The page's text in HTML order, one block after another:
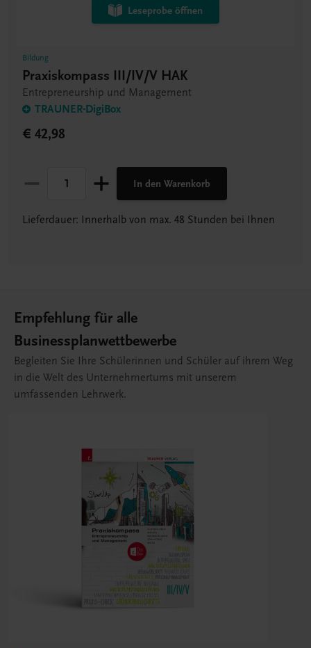
Leseprobe öffnen
Bildung
Praxiskompass III/IV/V HAK
Entrepreneurship und Management
TRAUNER-DigiBox
€ 42,98
In den Warenkorb
Lieferdauer: Innerhalb von max. 48 Stunden bei Ihnen
Empfehlung für alle
Businessplanwettbewerbe
Begleiten Sie Ihre Schülerinnen und Schüler auf ihrem Weg
in die Welt des Unternehmertums mit unserem
umfassenden Lehrwerk.